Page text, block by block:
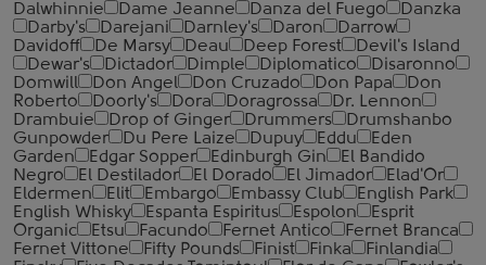
Dalwhinnie
Dame Jeanne Danza del Fuego
Danzka
Darby's
Darejani Darnley's Daron
Darrow
Davidoff
De Marsy Deau Deep Forest
Devil's Island
Dewar's
Dictador Dimple Diplomatico
Disaronno
Domwill
Don Angel Don Cruzado Don Papa
Don
Roberto
Doorly's Dora Doragrossa
Dr. Lennon
Drambuie
Drop of Ginger Drummers
Drumshanbo
Gunpowder
Du Pere Laize Dupuy Eddu
Eden
Garden
Edgar Sopper Edinburgh Gin
El Bandido
Negro
El Destilador El Dorado El Jimador
Elad'Or
Eldermen
Elit Embargo Embassy Club
English Park
English Whisky
Espanta Espiritus Espolon
Esprit
Organic
Etsu Facundo Fernet Antico
Fernet Branca
Fernet Vittone
Fifty Pounds Finist Finka
Finlandia